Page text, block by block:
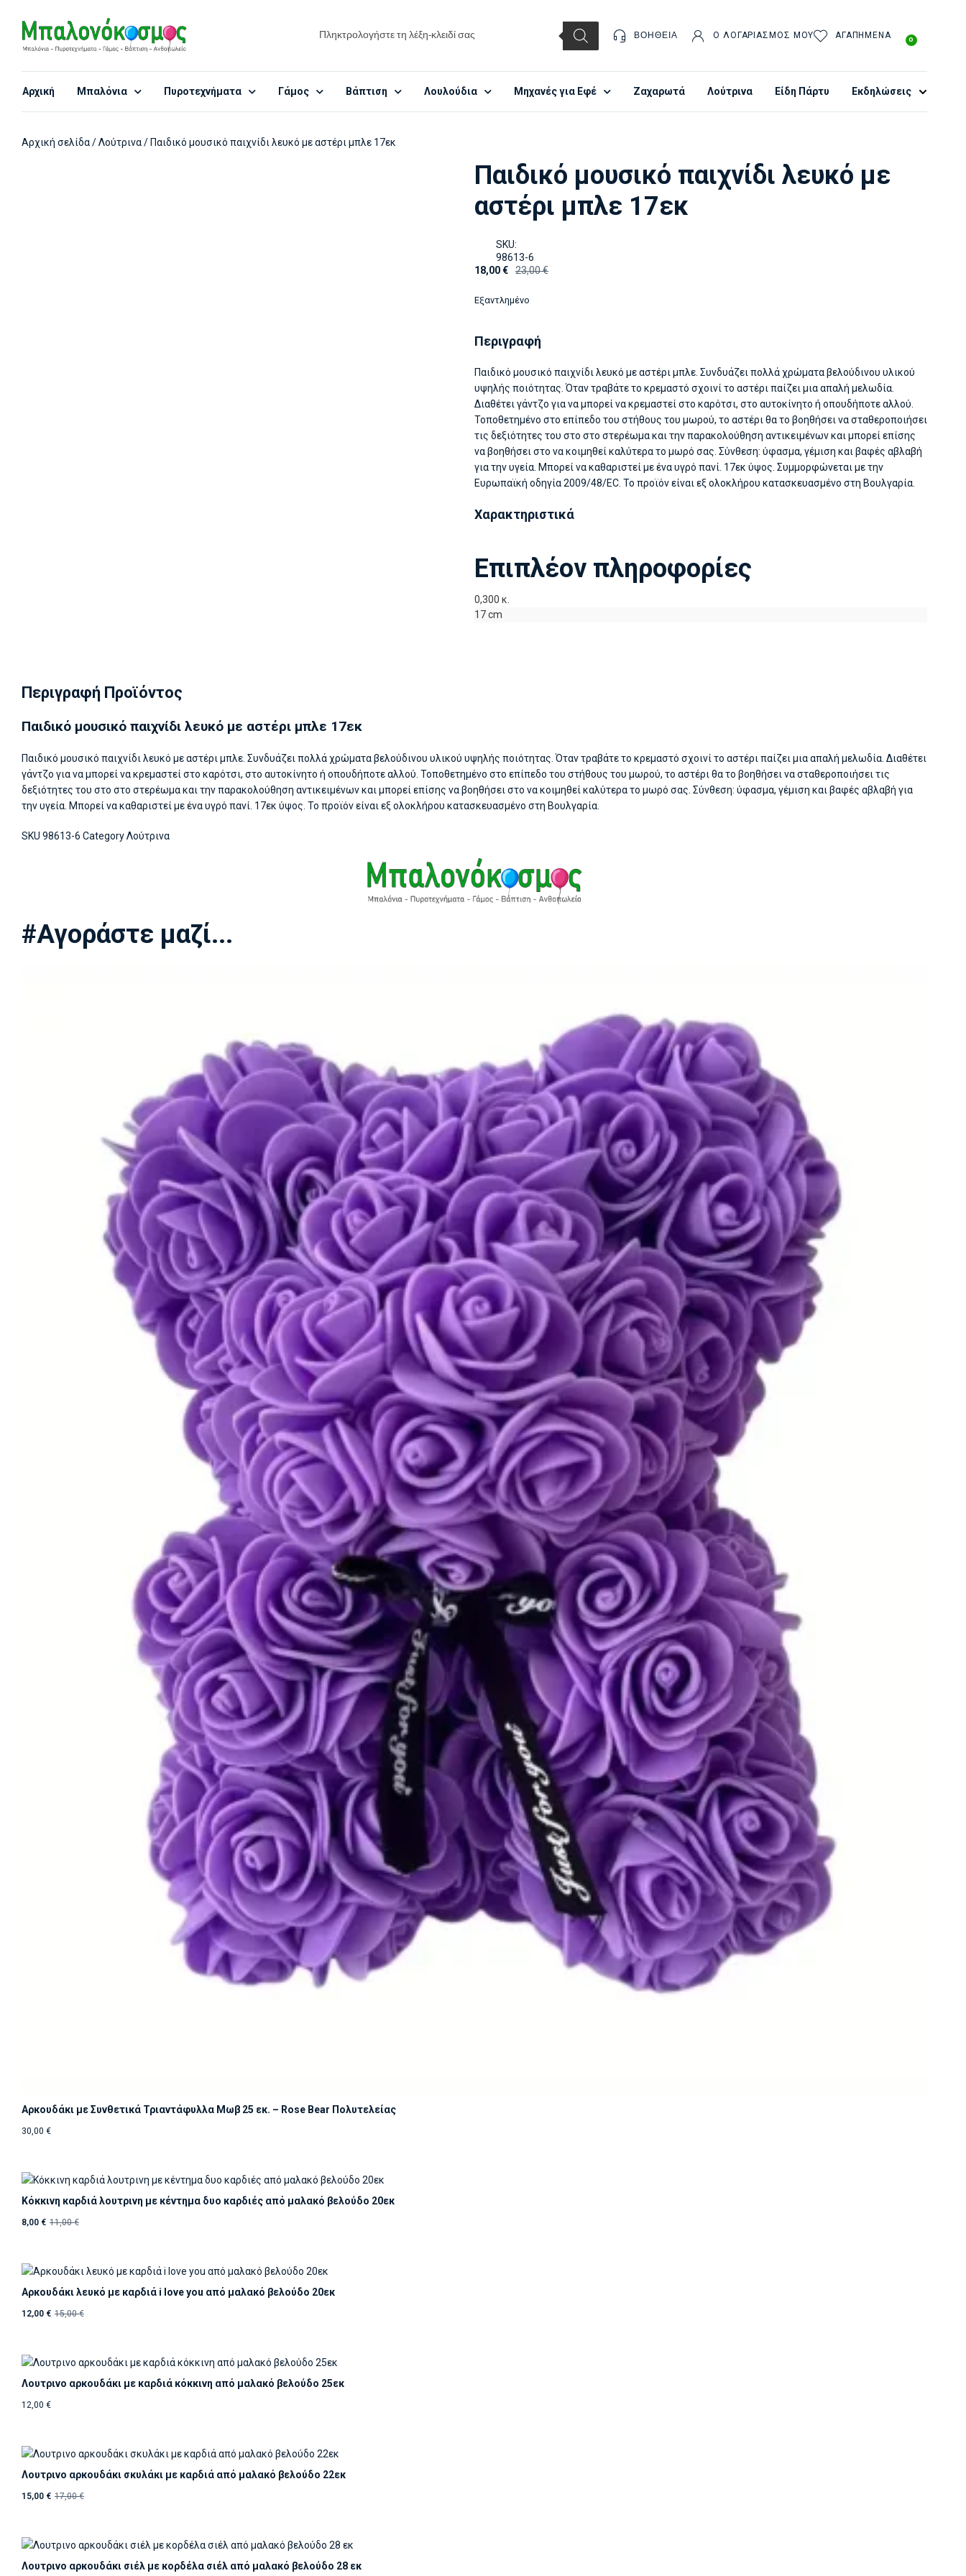
ΒΟΉΘΕΙΑ Ο ΛΟΓΑΡΙΑΣΜΌΣ ΜΟΥ ΑΓΑΠΗΜΈΝΑ 0
Αρχική Μπαλόνια Πυροτεχνήματα Γάμος Βάπτιση Λουλούδια Μηχανές για Εφέ Ζαχαρωτά Λούτρινα Είδη Πάρτυ Εκδηλώσεις
Αρχική σελίδα/Λούτρινα/ Παιδικό μουσικό παιχνίδι λευκό με αστέρι μπλε 17εκ
Παιδικό μουσικό παιχνίδι λευκό με
αστέρι μπλε 17εκ
SKU:
98613-6
23,00€
18,00€
Εξαντλημένο
Περιγραφή
Παιδικό μουσικό παιχνίδι λευκό με αστέρι μπλε. Συνδυάζει πολλά χρώματα βελούδινου υλικού
υψηλής ποιότητας. Όταν τραβάτε το κρεμαστό σχοινί το αστέρι παίζει μια απαλή μελωδία.
Διαθέτει γάντζο για να μπορεί να κρεμαστεί στο καρότσι, στο αυτοκίνητο ή οπουδήποτε αλλού.
Τοποθετημένο στο επίπεδο του στήθους του μωρού, το αστέρι θα το βοηθήσει να σταθεροποιήσει
τις δεξιότητες του στο στο στερέωμα και την παρακολούθηση αντικειμένων και μπορεί επίσης
να βοηθήσει στο να κοιμηθεί καλύτερα το μωρό σας. Σύνθεση: ύφασμα, γέμιση και βαφές αβλαβή
για την υγεία. Μπορεί να καθαριστεί με ένα υγρό πανί. 17εκ ύψος. Συμμορφώνεται με την
Ευρωπαϊκή οδηγία 2009/48/EC. Το προϊόν είναι εξ ολοκλήρου κατασκευασμένο στη Βουλγαρία.
Χαρακτηριστικά
Επιπλέον πληροφορίες
0,300 κ.
17 cm
Περιγραφή Προϊόντος
Παιδικό μουσικό παιχνίδι λευκό με αστέρι μπλε 17εκ
Παιδικό μουσικό παιχνίδι λευκό με αστέρι μπλε. Συνδυάζει πολλά χρώματα βελούδινου υλικού υψηλής ποιότητας. Όταν τραβάτε το κρεμαστό σχοινί το αστέρι παίζει μια απαλή μελωδία. Διαθέτει
γάντζο για να μπορεί να κρεμαστεί στο καρότσι, στο αυτοκίνητο ή οπουδήποτε αλλού. Τοποθετημένο στο επίπεδο του στήθους του μωρού, το αστέρι θα το βοηθήσει να σταθεροποιήσει τις
δεξιότητες του στο στο στερέωμα και την παρακολούθηση αντικειμένων και μπορεί επίσης να βοηθήσει στο να κοιμηθεί καλύτερα το μωρό σας. Σύνθεση: ύφασμα, γέμιση και βαφές αβλαβή για
την υγεία. Μπορεί να καθαριστεί με ένα υγρό πανί. 17εκ ύψος. Το προϊόν είναι εξ ολοκλήρου κατασκευασμένο στη Βουλγαρία.
SKU 98613-6 CategoryΛούτρινα
#Αγοράστε μαζί...
Αρκουδάκι με Συνθετικά Τριαντάφυλλα Μωβ 25 εκ. – Rose Bear Πολυτελείας
30,00 €
Κόκκινη καρδιά λουτρινη με κέντημα δυο καρδιές από μαλακό βελούδο 20εκ
11,00€
8,00 €
Αρκουδάκι λευκό με καρδιά i love you από μαλακό βελούδο 20εκ
15,00€
12,00 €
Λουτρινο αρκουδάκι με καρδιά κόκκινη από μαλακό βελούδο 25εκ
12,00 €
Λουτρινο αρκουδάκι σκυλάκι με καρδιά από μαλακό βελούδο 22εκ
17,00€
15,00 €
Λουτρινο αρκουδάκι σιέλ με κορδέλα σιέλ από μαλακό βελούδο 28 εκ